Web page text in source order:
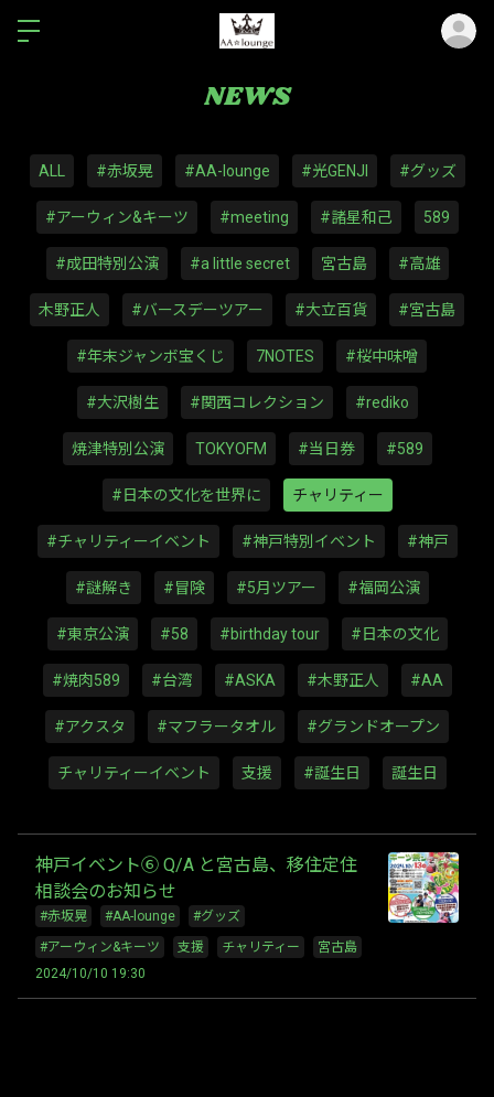
NEWS
ALL #赤坂晃 #AA-lounge #光GENJI #グッズ
#アーウィン&キーツ #meeting #諸星和己 589
#成田特別公演 #a little secret 宮古島 #高雄
木野正人 #バースデーツアー #大立百貨 #宮古島
#年末ジャンボ宝くじ 7NOTES #桜中味噌
#大沢樹生 #関西コレクション #rediko
焼津特別公演 TOKYOFM #当日券 #589
#日本の文化を世界に チャリティー
#チャリティーイベント #神戸特別イベント #神戸
#謎解き #冒険 #5月ツアー #福岡公演
#東京公演 #58 #birthday tour #日本の文化
#焼肉589 #台湾 #ASKA #木野正人 #AA
#アクスタ #マフラータオル #グランドオープン
チャリティーイベント 支援 #誕生日 誕生日
神戸イベント⑥ Q/A と宮古島、移住定住
相談会のお知らせ
#赤坂晃 #AA-lounge
#グッズ
#アーウィン&キーツ
支援 チャリティー
宮古島
2024/10/10 19:30